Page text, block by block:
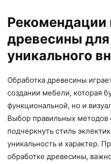
Рекомендации
древесины
уникального
Обработка древесины
создании мебели, которая
функциональной, но и
Выбор правильных методов
подчеркнуть стиль
уникальность и характер.
обработке древесины,